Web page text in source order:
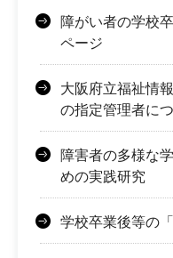
障がい者の学校
ページ
大阪府立福祉情
の指定管理者に
障害者の多様な
めの実践研究
学校卒業後等の